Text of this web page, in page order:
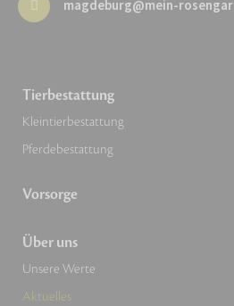
magdeburg@mein-
Tierbestattung
Kleintierbestattung
Pferdebestattung
Vorsorge
Über uns
Unsere Werte
Aktuelles